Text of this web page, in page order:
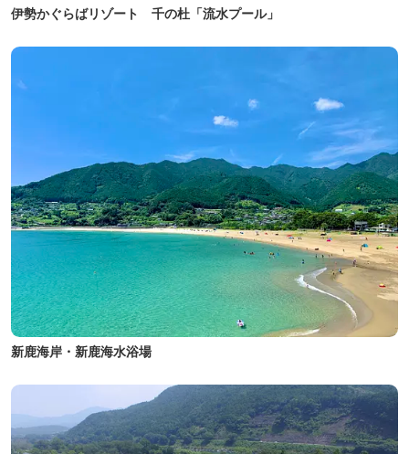
伊勢かぐらばリゾート 千の杜「流水プール」
新鹿海岸・新鹿海水浴場